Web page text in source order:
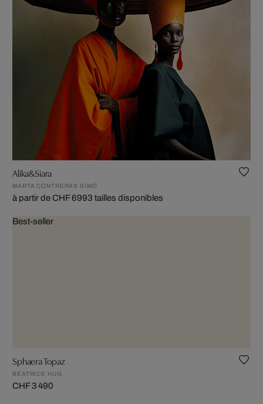
Alika&Siara
MARTA CONTRERAS SIMÓ
à partir de CHF 6993 tailles disponibles
Best-seller
Sphaera Topaz
BEATRICE HUG
CHF 3 490